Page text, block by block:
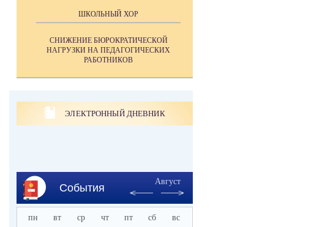
ШКОЛЬНЫЙ ХОР
СНИЖЕНИЕ БЮРОКРАТИЧЕСКОЙ
НАГРУЗКИ НА ПЕДАГОГИЧЕСКИХ
РАБОТНИКОВ
ЭЛЕКТРОННЫЙ ДНЕВНИК
События
Август
пн вт ср чт пт сб вс